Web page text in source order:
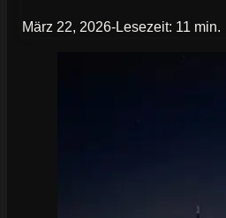
März 22, 2026-Lesezeit: 11 min.